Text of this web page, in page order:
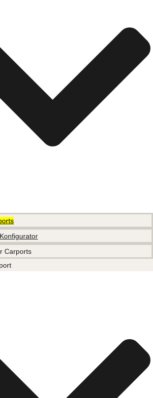
Carports